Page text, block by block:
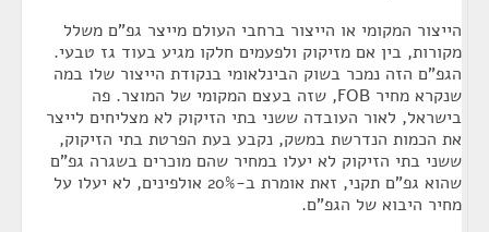
הייצור המקומי או הייצור ברחבי העולם מייצר גפ"ם משלל
מקורות, בין אם מזיקוק ולפעמים חלקו מגיע בעוד גז טבעי.
הגפ"ם הזה נמכר בשוק הבינלאומי בנקודת הייצור שלו במה
שנקרא מחיר FOB, שזה בעצם המקומי של המוצר. פה
בישראל, לאור העובדה ששני בתי הזיקוק לא מצליחים לייצר
את הכמות הנדרשת במשק, נקבע בעת הפרטת בתי הזיקוק,
ששני בתי הזיקוק לא יעלו במחיר שהם מוכרים בשגרה גפ"ם
שהוא גפ"ם תקני, זאת אומרת ב-20% אולפינים, לא יעלו על
מחיר היבוא של הגפ"ם.